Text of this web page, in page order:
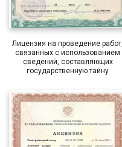
Лицензия на проведение работ,
связанных с использованием
сведений, составляющих
государственную тайну